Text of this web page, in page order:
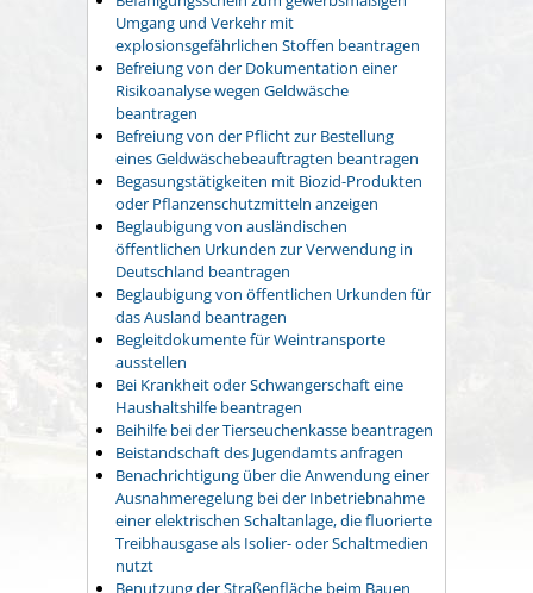
Umgang und Verkehr mit
explosionsgefährlichen Stoffen beantragen
Befreiung von der Dokumentation einer
Risikoanalyse wegen Geldwäsche
beantragen
Befreiung von der Pflicht zur Bestellung
eines Geldwäschebeauftragten beantragen
Begasungstätigkeiten mit Biozid-Produkten
oder Pflanzenschutzmitteln anzeigen
Beglaubigung von ausländischen
öffentlichen Urkunden zur Verwendung in
Deutschland beantragen
Beglaubigung von öffentlichen Urkunden für
das Ausland beantragen
Begleitdokumente für Weintransporte
ausstellen
Bei Krankheit oder Schwangerschaft eine
Haushaltshilfe beantragen
Beihilfe bei der Tierseuchenkasse beantragen
Beistandschaft des Jugendamts anfragen
Benachrichtigung über die Anwendung einer
Ausnahmeregelung bei der Inbetriebnahme
einer elektrischen Schaltanlage, die fluorierte
Treibhausgase als Isolier- oder Schaltmedien
nutzt
Benutzung der Straßenfläche beim Bauen